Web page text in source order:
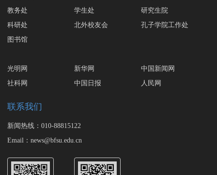
教务处
学生处
研究生院
科研处
北外校友会
孔子学院工作处
图书馆
光明网 新华网
中国新闻网
社科网
中国日报 人民网
联系我们
新闻热线：010-88815122
Email：news@bfsu.edu.cn